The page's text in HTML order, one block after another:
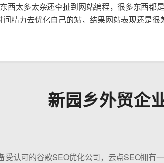
西太多太杂还牵扯到网站编程，很多东西都
间精力去优化自己的站，结果网站表现还是
新园乡外贸企
受认可的谷歌SEO优化公司，云点SEO拥有